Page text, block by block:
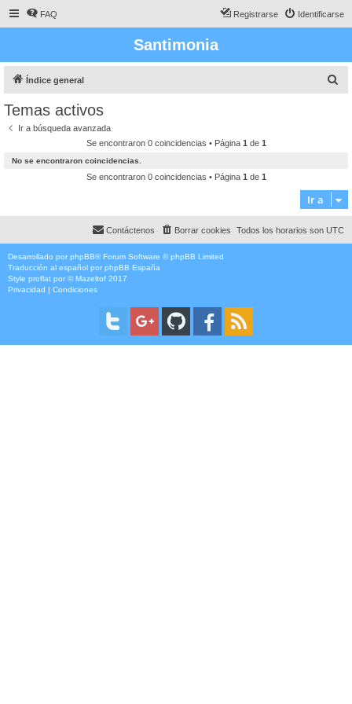
FAQ Identificarse
Registrarse
Santimonia
Índice general
Temas activos
Ir a búsqueda avanzada
Se encontraron 0 coincidencias • Página 1 de 1
No se encontraron coincidencias.
Se encontraron 0 coincidencias • Página 1 de 1
Ir a
Todos los horarios son UTC
Borrar cookies
Contáctenos
Desarrollado por phpBB® Forum Software © phpBB Limited
Traducción al español por phpBB España
Style proflat por ©Mazeltof 2017
Privacidad | Condiciones